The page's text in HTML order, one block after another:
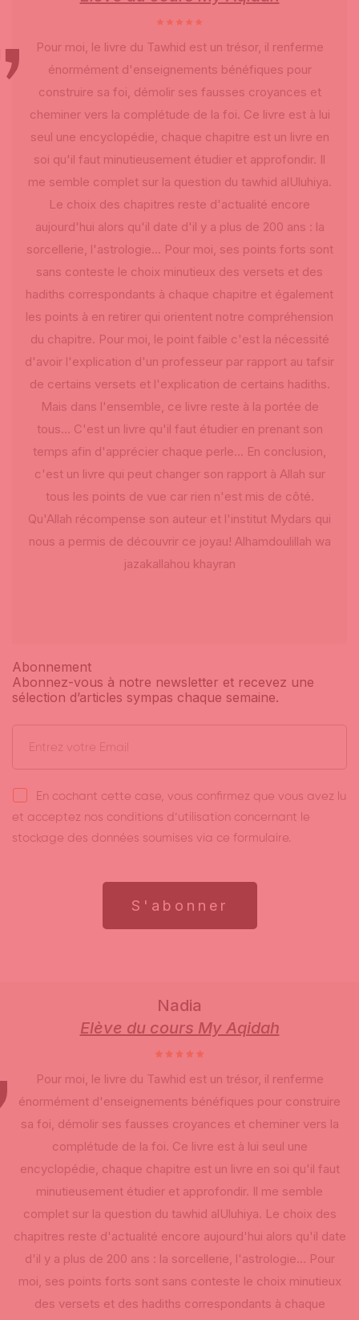
Pour moi, le livre du Tawhid est un trésor, il renferme
énormément d'enseignements bénéfiques pour
construire sa foi, démolir ses fausses croyances et
cheminer vers la complétude de la foi. Ce livre est à lui
seul une encyclopédie, chaque chapitre est un livre en
soi qu'il faut minutieusement étudier et approfondir. Il
me semble complet sur la question du tawhid alUluhiya.
Le choix des chapitres reste d'actualité encore
aujourd'hui alors qu'il date d'il y a plus de 200 ans : la
sorcellerie, l'astrologie... Pour moi, ses points forts sont
sans conteste le choix minutieux des versets et des
hadiths correspondants à chaque chapitre et également
les points à en retirer qui orientent notre compréhension
du chapitre. Pour moi, le point faible c'est la nécessité
d'avoir l'explication d'un professeur par rapport au tafsir
de certains versets et l'explication de certains hadiths.
Mais dans l'ensemble, ce livre reste à la portée de
tous… C'est un livre qu'il faut étudier en prenant son
temps afin d'apprécier chaque perle… En conclusion,
c'est un livre qui peut changer son rapport à Allah sur
tous les points de vue car rien n'est mis de côté.
Qu'Allah récompense son auteur et l'institut Mydars qui
nous a permis de découvrir ce joyau! Alhamdoulillah wa
jazakallahou khayran
Abonnement
Abonnez-vous à notre newsletter et recevez une
sélection d’articles sympas chaque semaine.
En cochant cette case, vous confirmez que vous avez lu
et acceptez nos conditions d’utilisation concernant le
stockage des données soumises via ce formulaire.
S'abonner
Nadia
Elève du cours My Aqidah
Pour moi, le livre du Tawhid est un trésor, il renferme
énormément d'enseignements bénéfiques pour construire
sa foi, démolir ses fausses croyances et cheminer vers la
complétude de la foi. Ce livre est à lui seul une
encyclopédie, chaque chapitre est un livre en soi qu'il faut
minutieusement étudier et approfondir. Il me semble
complet sur la question du tawhid alUluhiya. Le choix des
chapitres reste d'actualité encore aujourd'hui alors qu'il date
d'il y a plus de 200 ans : la sorcellerie, l'astrologie... Pour
moi, ses points forts sont sans conteste le choix minutieux
des versets et des hadiths correspondants à chaque